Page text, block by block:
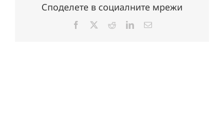
Споделете в социалните мрежи
Facebook RedditLinkedInЕлектронна